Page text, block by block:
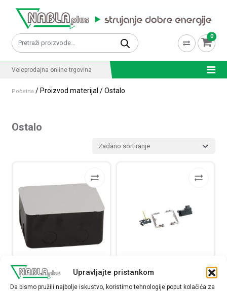
Upravljajte pristankom
Da bismo pružili najbolje iskustvo, koristimo tehnologije poput kolačića za
Pretraži: 0
Veleprodajna online trgovina
Početna / Proizvod materijal / Ostalo
Ostalo
Kutija s poklopcem za ugradnju
u podove, metalna, 4 modula
Ugradbeni kit za iskočne podne
ili stolne kutije, 4 modula